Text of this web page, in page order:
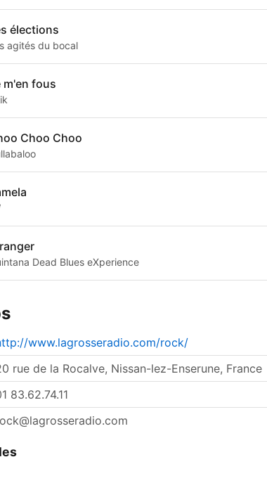
élections
agités du bocal
m'en fous
Choo Choo
Dead Blues eXperience
www.lagrosseradio.com/rock/
rue de la Rocalve, Nissan-lez-Enserune, France
83.62.74.11